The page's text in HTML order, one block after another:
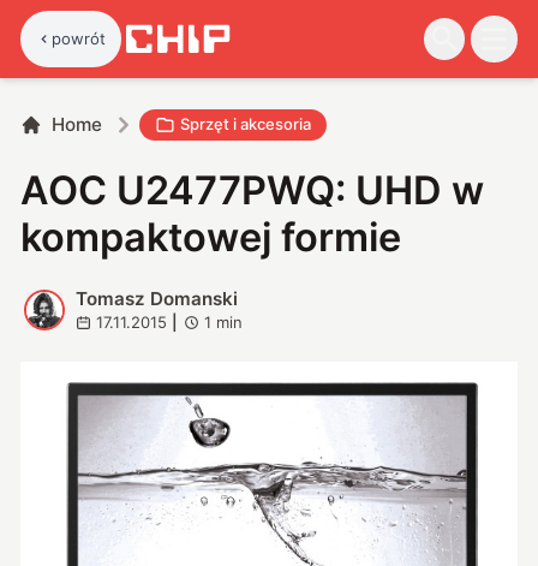
powrót
Home Sprzęt i akcesoria
AOC U2477PWQ: UHD w
kompaktowej formie
T
Tomasz Domanski
17.11.2015 1 min